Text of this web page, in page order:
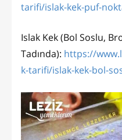
tarifi/islak-kek-puf-
Islak Kek (Bol Soslu,
Tadında): https://
k-tarifi/islak-kek-bol-